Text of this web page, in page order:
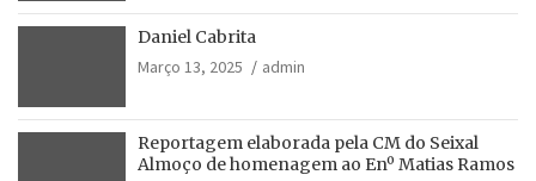
Daniel Cabrita
Março 13, 2025
admin
Reportagem elaborada pela CM do Seixal
Almoço de homenagem ao Enº Matias Ramos